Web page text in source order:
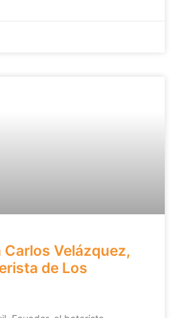
Carlos Velázquez,
de Los